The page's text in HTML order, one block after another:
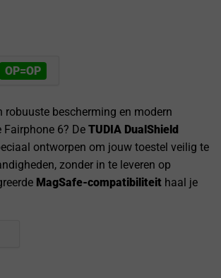
OP=OP
bescherming en modern
6? De TUDIA DualShield
ontworpen om jouw toestel veilig te
zonder in te leveren op
MagSafe-compatibiliteit haal je
[MagSafe] Zwart aantal